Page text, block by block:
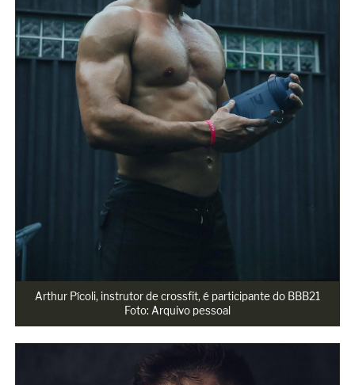
Arthur Pícoli, instrutor de crossfit, é participante do BBB21
Foto: Arquivo pessoal